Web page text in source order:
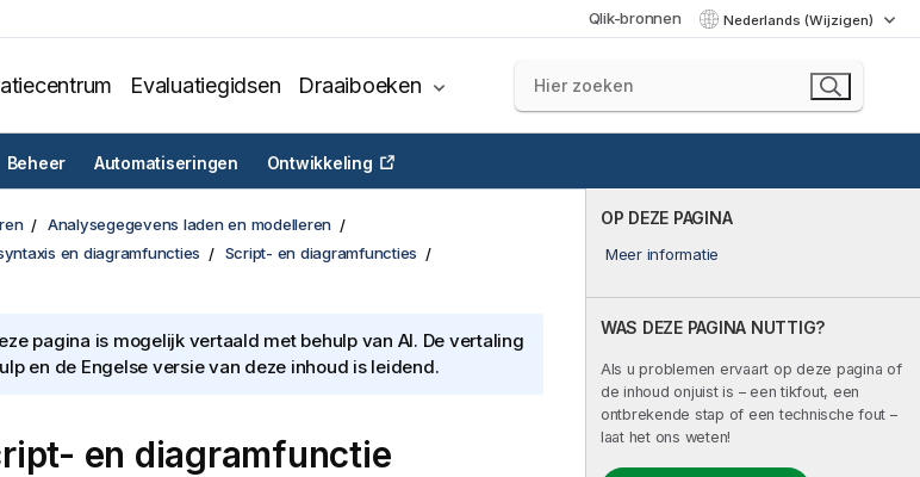
Qlik-bronnen Nederlands (Wijzigen)
Evaluatiegidsen Draaiboeken
Beheer Automatiseringen Ontwikkeling
OP DEZE PAGINA
Meer informatie
WAS DEZE PAGINA NUTTIG?
Als u problemen ervaart op deze pagina of
de inhoud onjuist is – een tikfout, een
ontbrekende stap of een technische fout –
laat het ons weten!
Analysegegevens laden en modelleren
en diagramfuncties
Script- en diagramfuncties
pagina is mogelijk vertaald met behulp van AI. De vertaling
en de Engelse versie van deze inhoud is leidend.
en diagramfunctie